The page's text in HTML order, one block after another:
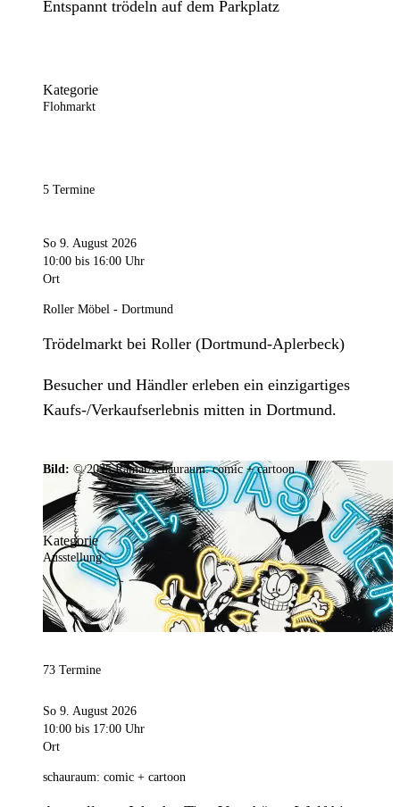
Entspannt trödeln auf dem Parkplatz
Kategorie
Flohmarkt
5 Termine
So 9. August 2026
10:00 bis 16:00 Uhr
Ort
Roller Möbel - Dortmund
Trödelmarkt bei Roller (Dortmund-Aplerbeck)
Besucher und Händler erleben ein einzigartiges
Kaufs-/Verkaufserlebnis mitten in Dortmund.
Bild: © 2025 Ramar/schauraum: comic + cartoon
Kategorie
Ausstellung
73 Termine
So 9. August 2026
10:00 bis 17:00 Uhr
Ort
schauraum: comic + cartoon